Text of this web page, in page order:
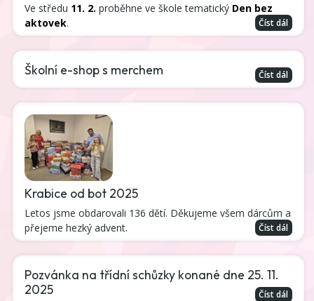
Ve středu 11. 2. proběhne ve škole tematický Den bez
aktovek. Číst dál
Školní e-shop s merchem Číst dál
Krabice od bot 2025
Letos jsme obdarovali 136 dětí. Děkujeme všem dárcům a
přejeme hezký advent.
Číst dál
Pozvánka na třídní schůzky konané dne 25. 11.
2025
Číst dál